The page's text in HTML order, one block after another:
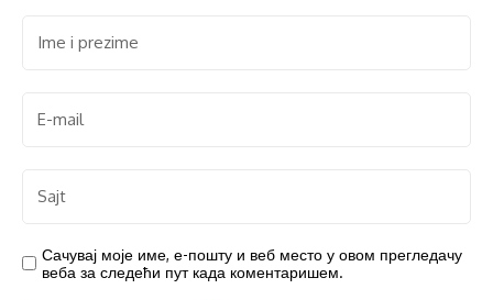
Сачувај моје име, е-пошту и веб место у овом прегледачу
веба за следећи пут када коментаришем.